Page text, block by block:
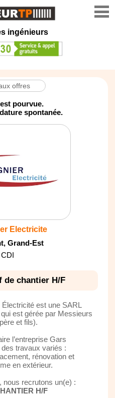
ingénieurs
offres
pourvue.
spontanée.
Electricite
,Grand-Est
CDI
de chantier H/F
est une SARL
est gérée par Messieurs
et fils).
l’entreprise Gars
travaux variés :
rénovation et
en extérieur.
nous recrutons un(e) :
H/F